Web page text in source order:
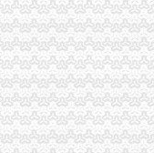
移民实现再就业
会
考核机制
队成立
政务信息安全试点单位
学
项整